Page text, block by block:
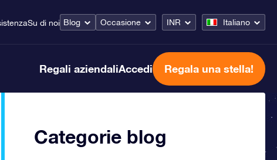
Su di noi Blog Occasione INR Italiano
Regali aziendaliAccedi Regala una stella!
Categorie blog